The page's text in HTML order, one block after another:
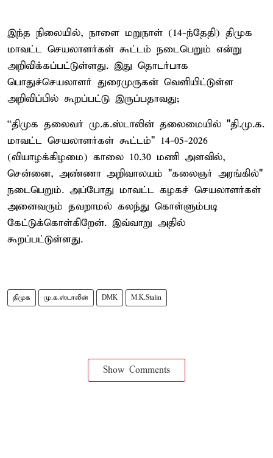
இந்த நிலையில், நாளை மறுநாள் (14-ந்தேதி) திமுக
மாவட்ட செயலாளர்கள் கூட்டம் நடைபெறும் என்று
அறிவிக்கப்பட்டுள்ளது. இது தொடர்பாக
பொதுச்செயலாளர் துரைமுருகன் வெளியிட்டுள்ள
அறிவிப்பில் கூறப்பட்டு இருப்பதாவது;
“திமுக தலைவர் மு.க.ஸ்டாலின் தலைமையில் "தி.மு.க.
மாவட்ட செயலாளர்கள் கூட்டம்" 14-05-2026
(வியாழக்கிழமை) காலை 10.30 மணி அளவில்,
சென்னை, அண்ணா அறிவாலயம் "கலைஞர் அரங்கில்"
நடைபெறும். அப்போது மாவட்ட கழகச் செயலாளர்கள்
அனைவரும் தவறாமல் கலந்து கொள்ளும்படி
கேட்டுக்கொள்கிறேன். இவ்வாறு அதில்
கூறப்பட்டுள்ளது.
திமுக மு.க.ஸ்டாலின் DMK M.K.Stalin
Show Comments